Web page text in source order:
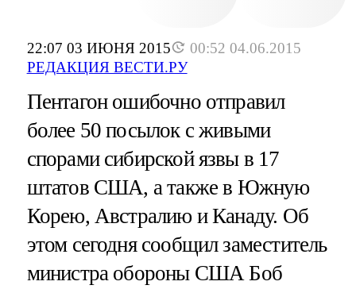
22:07 03 ИЮНЯ 2015
00:52 04.06.2015
РЕДАКЦИЯ ВЕСТИ.РУ
Пентагон ошибочно отправил
более 50 посылок с живыми
спорами сибирской язвы в 17
штатов США, а также в Южную
Корею, Австралию и Канаду. Об
этом сегодня сообщил заместитель
министра обороны США Боб